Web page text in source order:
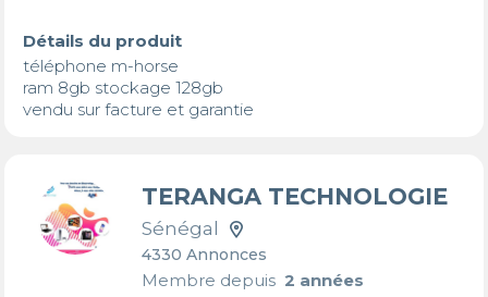
Détails du produit
téléphone m-horse
ram 8gb stockage 128gb
vendu sur facture et garantie
TERANGA TECHNOLOGIE
Sénégal
4330 Annonces
Membre depuis2 années